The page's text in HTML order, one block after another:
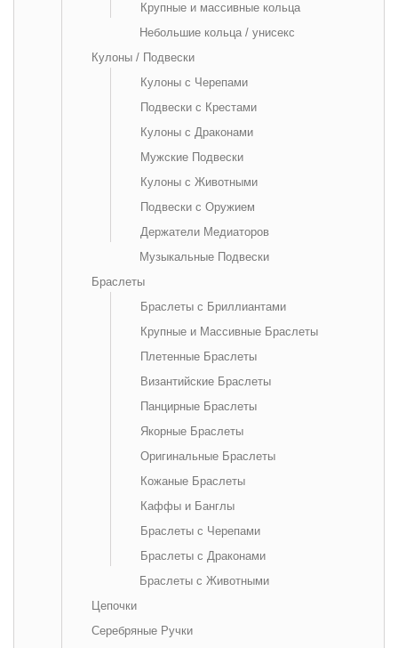
Крупные и массивные кольца
Небольшие кольца / унисекс
Кулоны / Подвески
Кулоны с Черепами
Подвески с Крестами
Кулоны с Драконами
Мужские Подвески
Кулоны с Животными
Подвески с Оружием
Держатели Медиаторов
Музыкальные Подвески
Браслеты
Браслеты с Бриллиантами
Крупные и Массивные Браслеты
Плетенные Браслеты
Византийские Браслеты
Панцирные Браслеты
Якорные Браслеты
Оригинальные Браслеты
Кожаные Браслеты
Каффы и Банглы
Браслеты с Черепами
Браслеты с Драконами
Браслеты с Животными
Цепочки
Серебряные Ручки